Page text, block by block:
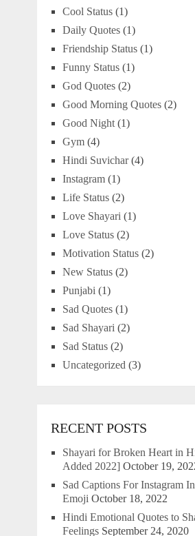
Cool Status(1)
Daily Quotes(1)
Friendship Status(1)
Funny Status(1)
God Quotes(2)
Good Morning Quotes(2)
Good Night(1)
Gym(4)
Hindi Suvichar(4)
Instagram(1)
Life Status(2)
Love Shayari (1)
Love Status(2)
Motivation Status(2)
New Status(2)
Punjabi (1)
Sad Quotes(1)
Sad Shayari (2)
Sad Status(2)
Uncategorized (3)
RECENT POSTS
Shayari for Broken Heart in
Added 2022] October 19,
Sad Captions For Instagram
Emoji October 18, 2022
Hindi Emotional Quotes to
Feelings September 24, 2020